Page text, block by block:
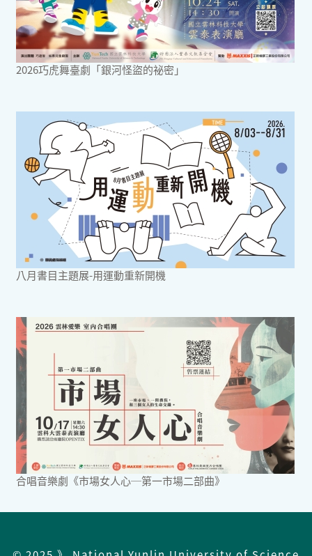
2026巧虎舞臺劇「銀河怪盜的祕密」
八月書目主題展-用運動重新開機
合唱音樂劇《市場女人心─第一市場二部曲》